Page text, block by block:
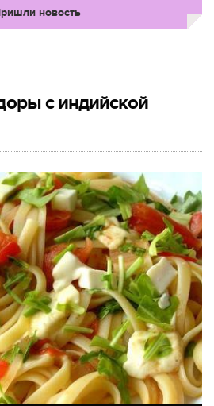
новость
с индийской